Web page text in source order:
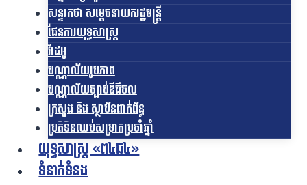
សន្ទរកថា សម្តេចនាយករដ្ឋមន្ត្រី
ផែនការយុទ្ធសាស្រ្ត
វីដេអូ
បណ្ណាល័យរូបភាព
បណ្ណាល័យច្បាប់ឌីជីថល
ក្រសួង និង ស្ថាប័នពាក់ព័ន្ធ
ប្រតិទិនឈប់សម្រាកប្រចាំឆ្នាំ
យុទ្ធសាស្ត្រ «ព៤ជ៤»
ទំនាក់ទំនង